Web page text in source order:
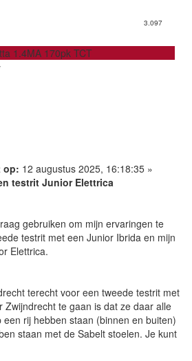
3.097
1.4MA 170pk TCT
op: 12 augustus 2025, 16:18:35 »
testrit Junior Elettrica
gebruiken om mijn ervaringen te
testrit met een Junior Ibrida en mijn
Elettrica.
terecht voor een tweede testrit met
Zwijndrecht te gaan is dat ze daar alle
een rij hebben staan (binnen en buiten)
staan met de Sabelt stoelen. Je kunt